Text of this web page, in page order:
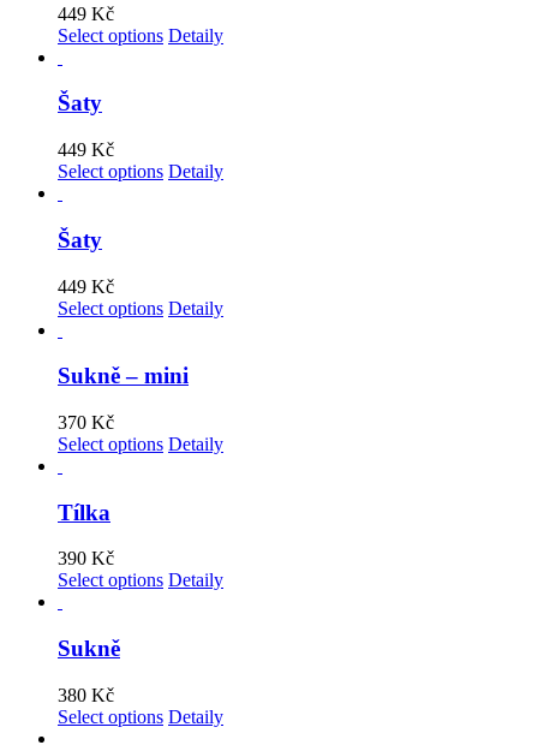
449 Kč
Select options Detaily
Šaty
449 Kč
Select options Detaily
Šaty
449 Kč
Select options Detaily
Sukně – mini
370 Kč
Select options Detaily
Tílka
390 Kč
Select options Detaily
Sukně
380 Kč
Select options Detaily